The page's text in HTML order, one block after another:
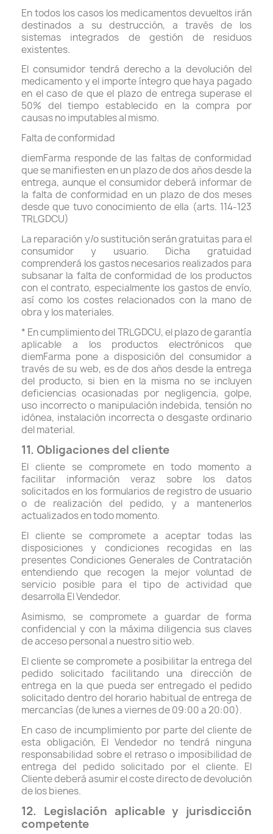
En todos los casos los medicamentos devueltos irán
destinados a su destrucción, a través de los
sistemas integrados de gestión de residuos
existentes.
El consumidor tendrá derecho a la devolución del
medicamento y el importe íntegro que haya pagado
en el caso de que el plazo de entrega superase el
50% del tiempo establecido en la compra por
causas no imputables al mismo.
Falta de conformidad
diemFarma responde de las faltas de conformidad
que se manifiesten en un plazo de dos años desde la
entrega, aunque el consumidor deberá informar de
la falta de conformidad en un plazo de dos meses
desde que tuvo conocimiento de ella (arts. 114-123
TRLGDCU)
La reparación y/o sustitución serán gratuitas para el
consumidor y usuario. Dicha gratuidad
comprenderá los gastos necesarios realizados para
subsanar la falta de conformidad de los productos
con el contrato, especialmente los gastos de envío,
así como los costes relacionados con la mano de
obra y los materiales.
* En cumplimiento del TRLGDCU, el plazo de garantía
aplicable a los productos electrónicos que
diemFarma pone a disposición del consumidor a
través de su web, es de dos años desde la entrega
del producto, si bien en la misma no se incluyen
deficiencias ocasionadas por negligencia, golpe,
uso incorrecto o manipulación indebida, tensión no
idónea, instalación incorrecta o desgaste ordinario
del material.
11. Obligaciones del cliente
El cliente se compromete en todo momento a
facilitar información veraz sobre los datos
solicitados en los formularios de registro de usuario
o de realización del pedido, y a mantenerlos
actualizados en todo momento.
El cliente se compromete a aceptar todas las
disposiciones y condiciones recogidas en las
presentes Condiciones Generales de Contratación
entendiendo que recogen la mejor voluntad de
servicio posible para el tipo de actividad que
desarrolla El Vendedor.
Asimismo, se compromete a guardar de forma
confidencial y con la máxima diligencia sus claves
de acceso personal a nuestro sitio web.
El cliente se compromete a posibilitar la entrega del
pedido solicitado facilitando una dirección de
entrega en la que pueda ser entregado el pedido
solicitado dentro del horario habitual de entrega de
mercancías (de lunes a viernes de 09:00 a 20:00).
En caso de incumplimiento por parte del cliente de
esta obligación, El Vendedor no tendrá ninguna
responsabilidad sobre el retraso o imposibilidad de
entrega del pedido solicitado por el cliente. El
Cliente deberá asumir el coste directo de devolución
de los bienes.
12. Legislación aplicable y jurisdicción
competente